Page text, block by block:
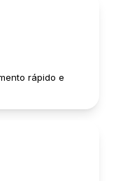
rápido e